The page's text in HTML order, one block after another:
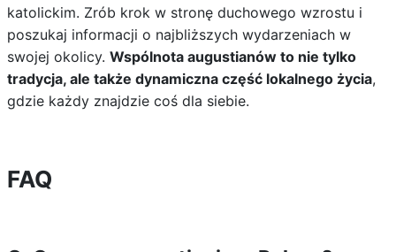
katolickim. Zrób krok w stronę duchowego wzrostu i
poszukaj informacji o najbliższych wydarzeniach w
swojej okolicy. Wspólnota augustianów to nie tylko
tradycja, ale także dynamiczna część lokalnego życia,
gdzie każdy znajdzie coś dla siebie.
FAQ